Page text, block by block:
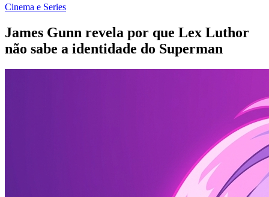
Cinema e Series
James Gunn revela por que Lex Luthor
não sabe a identidade do Superman